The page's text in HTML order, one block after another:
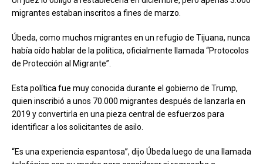
migrantes estaban inscritos a fines de marzo.
Úbeda, como muchos migrantes en un refugio de Tijuana, nunca
había oído hablar de la política, oficialmente llamada “Protocolos
de Protección al Migrante”.
Esta política fue muy conocida durante el gobierno de Trump,
quien inscribió a unos 70.000 migrantes después de lanzarla en
2019 y convertirla en una pieza central de esfuerzos para
identificar a los solicitantes de asilo.
“Es una experiencia espantosa”, dijo Úbeda luego de una llamada